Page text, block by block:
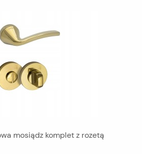
mosiądz komplet z rozetą